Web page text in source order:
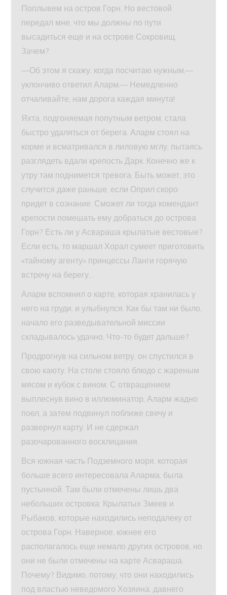
Поплывем на остров Горн. Но вестовой
передал мне, что мы должны по пути
высадиться еще и на острове Сокровищ.
Зачем?
—Об этом я скажу, когда посчитаю нужным,—
уклончиво ответил Аларм.— Немедленно
отчаливайте, нам дорога каждая минута!
Яхта, подгоняемая попутным ветром, стала
быстро удаляться от берега. Аларм стоял на
корме и всматривался в лиловую мглу, пытаясь
разглядеть вдали крепость Дарк. Конечно же к
утру там поднимется тревога. Быть может, это
случится даже раньше, если Оприл скоро
придет в сознание. Сможет ли тогда комендант
крепости помешать ему добраться до острова
Горн? Есть ли у Асвараша крылатые вестовые?
Если есть, то маршал Хорал сумеет приготовить
«тайному агенту» принцессы Ланги горячую
встречу на берегу…
Аларм вспомнил о карте, которая хранилась у
него на груди, и улыбнулся. Как бы там ни было,
начало его разведывательной миссии
складывалось удачно. Что-то будет дальше?
Продрогнув на сильном ветру, он спустился в
свою каюту. На столе стояло блюдо с жареным
мясом и кубок с вином. С отвращением
выплеснув вино в иллюминатор, Аларм жадно
поел, а затем подвинул поближе свечу и
развернул карту. И не сдержал
разочарованного восклицания.
Вся южная часть Подземного моря, которая
больше всего интересовала Аларма, была
пустынной. Там были отмечены лишь два
небольших островка: Крылатых Змеев и
Рыбаков, которые находились неподалеку от
острова Горн. Наверное, южнее его
располагалось еще немало других островов, но
они не были отмечены на карте Асвараша.
Почему? Видимо, потому, что они находились
под властью неведомого Хозяина, давнего